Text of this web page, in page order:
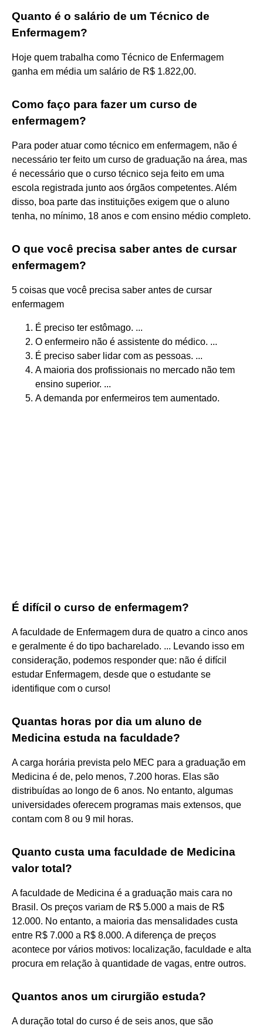
Quanto é o salário de um Técnico de
Enfermagem?
Hoje quem trabalha como Técnico de Enfermagem
ganha em média um salário de R$ 1.822,00.
Como faço para fazer um curso de
enfermagem?
Para poder atuar como técnico em enfermagem, não é
necessário ter feito um curso de graduação na área, mas
é necessário que o curso técnico seja feito em uma
escola registrada junto aos órgãos competentes. Além
disso, boa parte das instituições exigem que o aluno
tenha, no mínimo, 18 anos e com ensino médio completo.
O que você precisa saber antes de cursar
enfermagem?
5 coisas que você precisa saber antes de cursar
enfermagem
É preciso ter estômago. ...
O enfermeiro não é assistente do médico. ...
É preciso saber lidar com as pessoas. ...
A maioria dos profissionais no mercado não tem
ensino superior. ...
A demanda por enfermeiros tem aumentado.
É difícil o curso de enfermagem?
A faculdade de Enfermagem dura de quatro a cinco anos
e geralmente é do tipo bacharelado. ... Levando isso em
consideração, podemos responder que: não é difícil
estudar Enfermagem, desde que o estudante se
identifique com o curso!
Quantas horas por dia um aluno de
Medicina estuda na faculdade?
A carga horária prevista pelo MEC para a graduação em
Medicina é de, pelo menos, 7.200 horas. Elas são
distribuídas ao longo de 6 anos. No entanto, algumas
universidades oferecem programas mais extensos, que
contam com 8 ou 9 mil horas.
Quanto custa uma faculdade de Medicina
valor total?
A faculdade de Medicina é a graduação mais cara no
Brasil. Os preços variam de R$ 5.000 a mais de R$
12.000. No entanto, a maioria das mensalidades custa
entre R$ 7.000 a R$ 8.000. A diferença de preços
acontece por vários motivos: localização, faculdade e alta
procura em relação à quantidade de vagas, entre outros.
Quantos anos um cirurgião estuda?
A duração total do curso é de seis anos, que são